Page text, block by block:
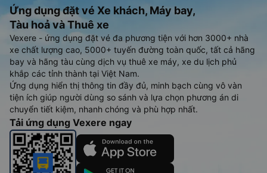
Ứng dụng đặt vé Xe khách, Máy bay,
Tàu hoả và Thuê xe
Vexere - ứng dụng đặt vé đa phương tiện với hơn 3000+ nhà
xe chất lượng cao, 5000+ tuyến đường toàn quốc, tất cả hãng
bay và hãng tàu cùng dịch vụ thuê xe máy, xe du lịch phủ
khắp các tỉnh thành tại Việt Nam.
Ứng dụng hiển thị thông tin đầy đủ, minh bạch cùng vô vàn
tiện ích giúp người dùng so sánh và lựa chọn phương án di
chuyển tiết kiệm, nhanh chóng và phù hợp nhất.
Tải ứng dụng Vexere ngay